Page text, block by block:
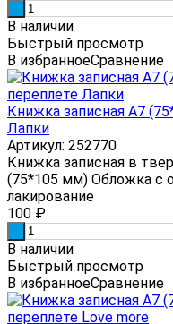
В наличии
Быстрый просмотр
В избранноеСравнение
Книжка записная А7
Лапки
Артикул: 252770
Книжка записная в
(75*105 мм) Обложка с
лакирование
100 ₽
В наличии
Быстрый просмотр
В избранноеСравнение